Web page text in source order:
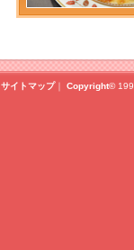
サイトマップ｜ Copyright©